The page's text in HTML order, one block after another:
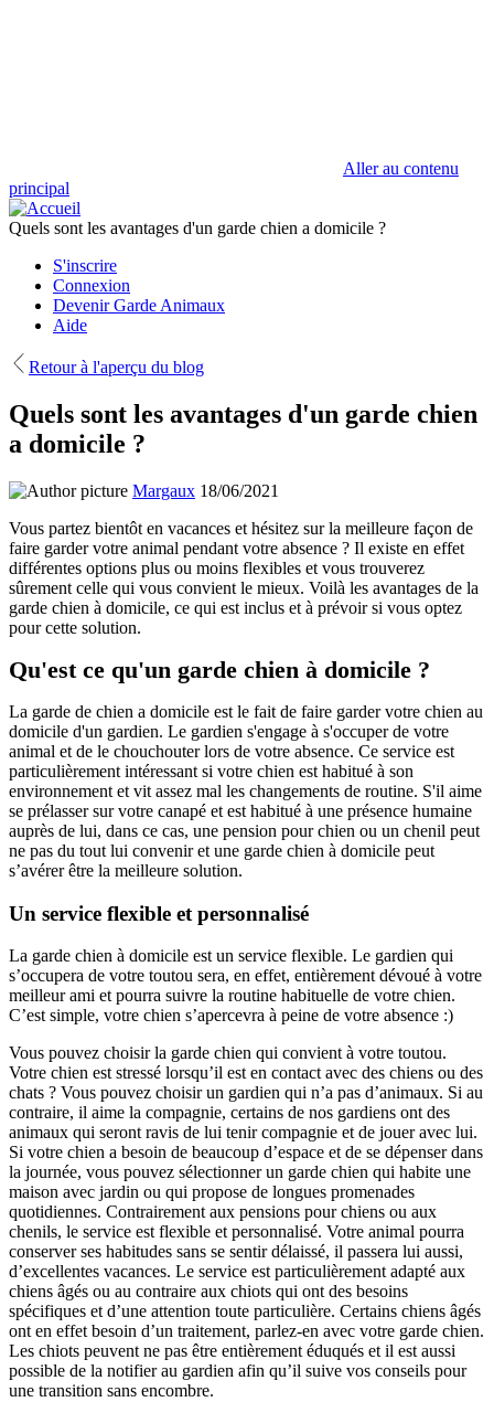
Aller au contenu
principal
Quels sont les avantages d'un garde chien a domicile ?
S'inscrire
Connexion
Devenir Garde Animaux
Aide
Retour à l'aperçu du blog
Quels sont les avantages d'un garde chien
a domicile ?
Margaux 18/06/2021
Vous partez bientôt en vacances et hésitez sur la meilleure façon de
faire garder votre animal pendant votre absence ? Il existe en effet
différentes options plus ou moins flexibles et vous trouverez
sûrement celle qui vous convient le mieux. Voilà les avantages de la
garde chien à domicile, ce qui est inclus et à prévoir si vous optez
pour cette solution.
Qu'est ce qu'un garde chien à domicile ?
La garde de chien a domicile est le fait de faire garder votre chien au
domicile d'un gardien. Le gardien s'engage à s'occuper de votre
animal et de le chouchouter lors de votre absence. Ce service est
particulièrement intéressant si votre chien est habitué à son
environnement et vit assez mal les changements de routine. S'il aime
se prélasser sur votre canapé et est habitué à une présence humaine
auprès de lui, dans ce cas, une pension pour chien ou un chenil peut
ne pas du tout lui convenir et une garde chien à domicile peut
s’avérer être la meilleure solution.
Un service flexible et personnalisé
La garde chien à domicile est un service flexible. Le gardien qui
s’occupera de votre toutou sera, en effet, entièrement dévoué à votre
meilleur ami et pourra suivre la routine habituelle de votre chien.
C’est simple, votre chien s’apercevra à peine de votre absence :)
Vous pouvez choisir la garde chien qui convient à votre toutou.
Votre chien est stressé lorsqu’il est en contact avec des chiens ou des
chats ? Vous pouvez choisir un gardien qui n’a pas d’animaux. Si au
contraire, il aime la compagnie, certains de nos gardiens ont des
animaux qui seront ravis de lui tenir compagnie et de jouer avec lui.
Si votre chien a besoin de beaucoup d’espace et de se dépenser dans
la journée, vous pouvez sélectionner un garde chien qui habite une
maison avec jardin ou qui propose de longues promenades
quotidiennes. Contrairement aux pensions pour chiens ou aux
chenils, le service est flexible et personnalisé. Votre animal pourra
conserver ses habitudes sans se sentir délaissé, il passera lui aussi,
d’excellentes vacances. Le service est particulièrement adapté aux
chiens âgés ou au contraire aux chiots qui ont des besoins
spécifiques et d’une attention toute particulière. Certains chiens âgés
ont en effet besoin d’un traitement, parlez-en avec votre garde chien.
Les chiots peuvent ne pas être entièrement éduqués et il est aussi
possible de la notifier au gardien afin qu’il suive vos conseils pour
une transition sans encombre.